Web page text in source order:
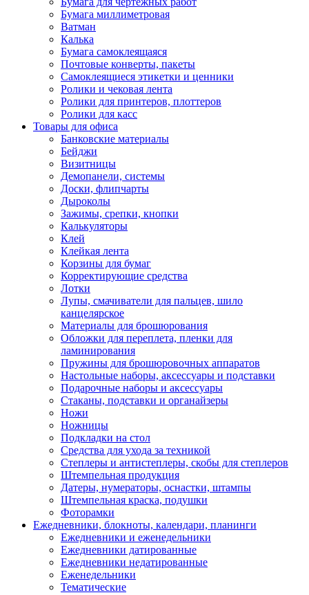
Бумага миллиметровая
Ватман
Калька
Бумага самоклеящаяся
Почтовые конверты, пакеты
Самоклеящиеся этикетки и ценники
Ролики и чековая лента
Ролики для принтеров, плоттеров
Ролики для касс
Товары для офиса
Банковские материалы
Бейджи
Визитницы
Демопанели, системы
Доски, флипчарты
Дыроколы
Зажимы, срепки, кнопки
Калькуляторы
Клей
Клейкая лента
Корзины для бумаг
Корректирующие средства
Лотки
Лупы, смачиватели для пальцев, шило
канцелярское
Материалы для брошюрования
Обложки для переплета, пленки для
ламинирования
Пружины для брошюровочных аппаратов
Настольные наборы, аксессуары и подставки
Подарочные наборы и аксессуары
Стаканы, подставки и органайзеры
Ножи
Ножницы
Подкладки на стол
Средства для ухода за техникой
Степлеры и антистеплеры, скобы для степлеров
Штемпельная продукция
Датеры, нумераторы, оснастки, штампы
Штемпельная краска, подушки
Фоторамки
Ежедневники, блокноты, календари, планинги
Ежедневники и еженедельники
Ежедневники датированные
Ежедневники недатированные
Еженедельники
Тематические